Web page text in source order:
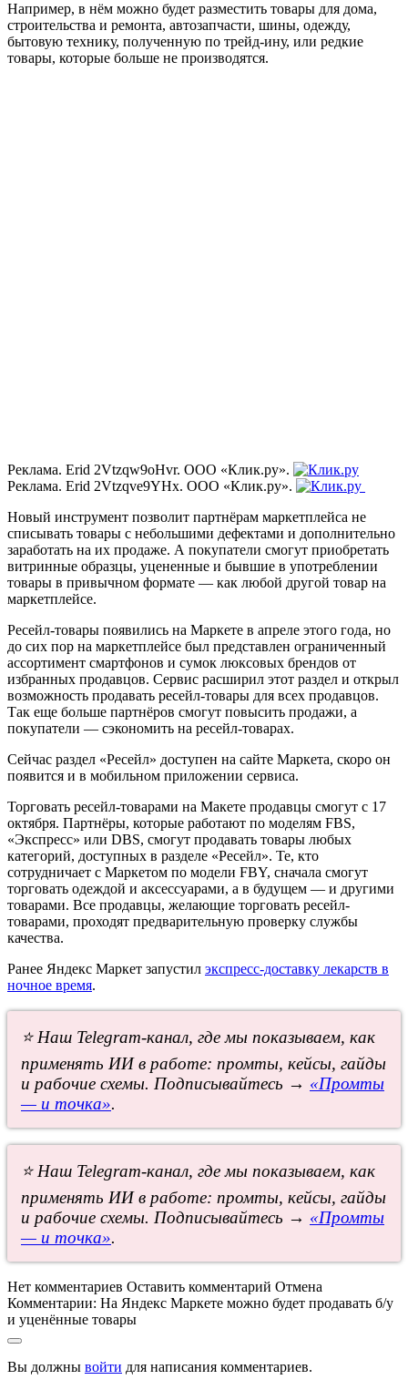
Например, в нём можно будет разместить товары для дома,
строительства и ремонта, автозапчасти, шины, одежду,
бытовую технику, полученную по трейд-ину, или редкие
товары, которые больше не производятся.
Реклама. Erid 2Vtzqw9oHvr. ООО «Клик.ру».
Реклама. Erid 2Vtzqve9YHx. ООО «Клик.ру».
Новый инструмент позволит партнёрам маркетплейса не
списывать товары с небольшими дефектами и дополнительно
заработать на их продаже. А покупатели смогут приобретать
витринные образцы, уцененные и бывшие в употреблении
товары в привычном формате — как любой другой товар на
маркетплейсе.
Ресейл-товары появились на Маркете в апреле этого года, но
до сих пор на маркетплейсе был представлен ограниченный
ассортимент смартфонов и сумок люксовых брендов от
избранных продавцов. Сервис расширил этот раздел и открыл
возможность продавать ресейл-товары для всех продавцов.
Так еще больше партнёров смогут повысить продажи, а
покупатели — сэкономить на ресейл-товарах.
Сейчас раздел «Ресейл» доступен на сайте Маркета, скоро он
появится и в мобильном приложении сервиса.
Торговать ресейл-товарами на Макете продавцы смогут с 17
октября. Партнёры, которые работают по моделям FBS,
«Экспресс» или DBS, смогут продавать товары любых
категорий, доступных в разделе «Ресейл». Те, кто
сотрудничает с Маркетом по модели FBY, сначала смогут
торговать одеждой и аксессуарами, а в будущем — и другими
товарами. Все продавцы, желающие торговать ресейл-
товарами, проходят предварительную проверку службы
качества.
Ранее Яндекс Маркет запустил экспресс-доставку лекарств в
ночное время.
⭐ Наш Telegram-канал, где мы показываем, как
применять ИИ в работе: промты, кейсы, гайды
и рабочие схемы. Подписывайтесь → «Промты
— и точка».
⭐ Наш Telegram-канал, где мы показываем, как
применять ИИ в работе: промты, кейсы, гайды
и рабочие схемы. Подписывайтесь → «Промты
— и точка».
Нет комментариев Оставить комментарий Отмена
Комментарии: На Яндекс Маркете можно будет продавать б/у
и уценённые товары
Вы должны войти для написания комментариев.